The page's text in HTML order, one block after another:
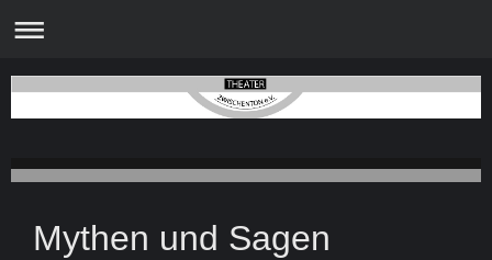
Mythen und Sagen